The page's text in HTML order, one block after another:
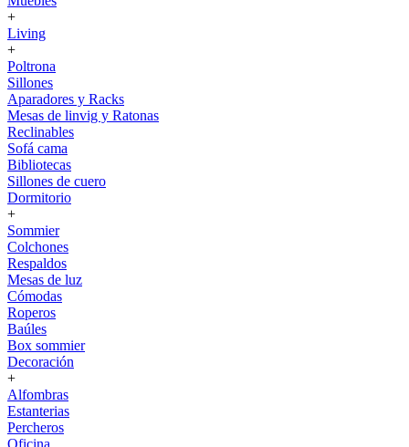
+
Living
+
Poltrona
Sillones
Aparadores y Racks
Mesas de linvig y Ratonas
Reclinables
Sofá cama
Bibliotecas
Sillones de cuero
Dormitorio
+
Sommier
Colchones
Respaldos
Mesas de luz
Cómodas
Roperos
Baúles
Box sommier
Decoración
+
Alfombras
Estanterias
Percheros
Oficina